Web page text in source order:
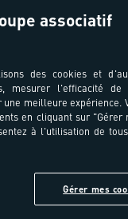
associatif
des cookies et
mesurer l'efficacité de
meilleure expérience.
en cliquant sur "Gérer
à l'utilisation de
Gérer mes